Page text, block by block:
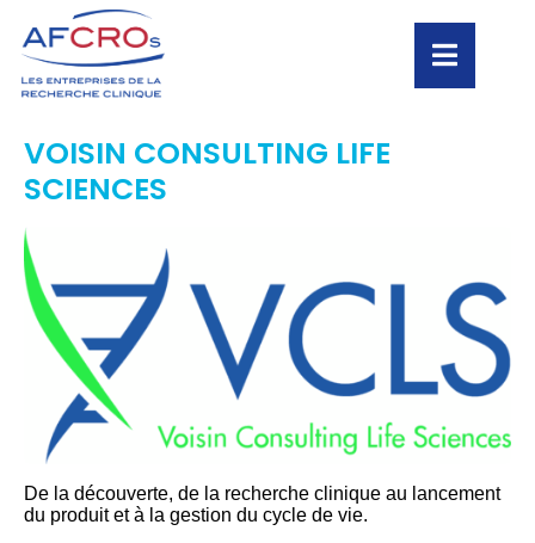
VOISIN CONSULTING LIFE
SCIENCES
De la découverte, de la recherche clinique au lancement
du produit et à la gestion du cycle de vie.